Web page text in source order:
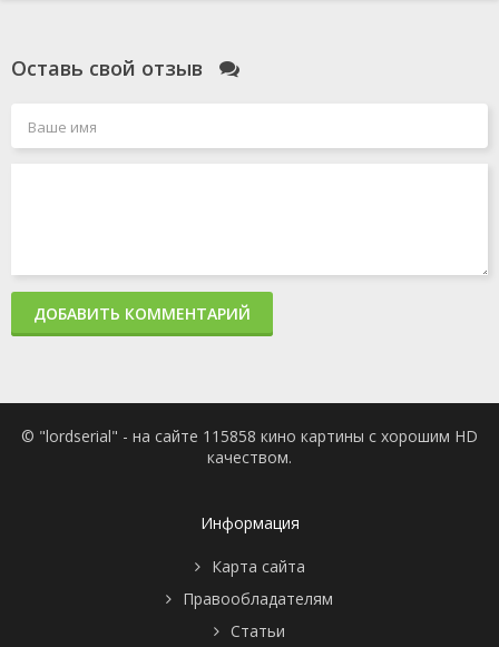
Оставь свой отзыв
ДОБАВИТЬ КОММЕНТАРИЙ
© "lordserial" - на сайте 115858 кино картины с хорошим HD
качеством.
Информация
Карта сайта
Правообладателям
Статьи